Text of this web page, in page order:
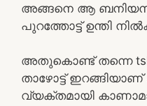
അങ്ങനെ ആ ബനിയനും
പുറത്തോട്ട് ഉന്തി
അതുകൊണ്ട് തന്നെ
താഴോട്ട്
വ്യക്തമായി